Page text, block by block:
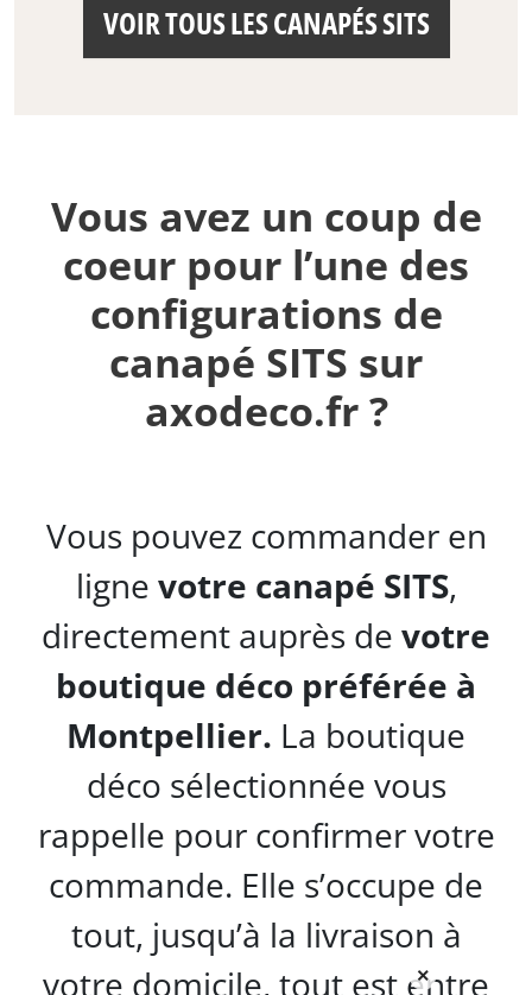
VOIR TOUS LES CANAPÉS SITS
Vous avez un coup de
coeur pour l’une des
configurations de
canapé SITS sur
axodeco.fr ?
Vous pouvez commander en
ligne votre canapé SITS,
directement auprès de votre
boutique déco préférée à
Montpellier. La boutique
déco sélectionnée vous
rappelle pour confirmer votre
commande. Elle s’occupe de
tout, jusqu’à la livraison à
votre domicile, tout est entre
×